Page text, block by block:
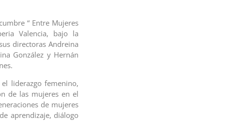
“ Entre Mujeres
Valencia, bajo la
directoras Andreina
González y Hernán
liderazgo femenino,
de las mujeres en el
de mujeres
aprendizaje, diálogo